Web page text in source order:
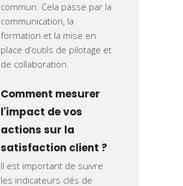
commun. Cela passe par la
communication, la
formation et la mise en
place d’outils de pilotage et
de collaboration.
Comment mesurer
l'impact de vos
actions sur la
satisfaction client ?
Il est important de suivre
les indicateurs clés de